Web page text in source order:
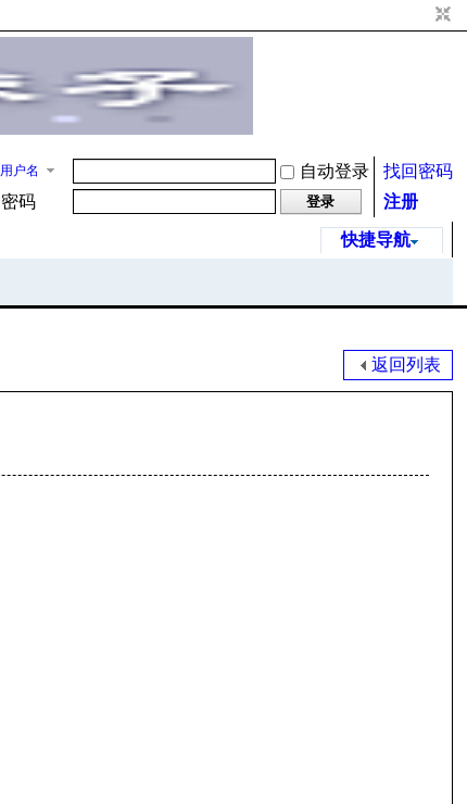
用户名 自动登录
找回密码
密码
登录 注册
快捷导航
返回列表